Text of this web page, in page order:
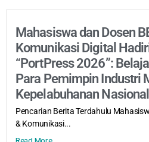
Mahasiswa dan Dosen
Komunikasi Digital
“PortPress 2026”:
Para Pemimpin Industri
Kepelabuhanan Nasional
Pencarian Berita Terdahulu
& Komunikasi...